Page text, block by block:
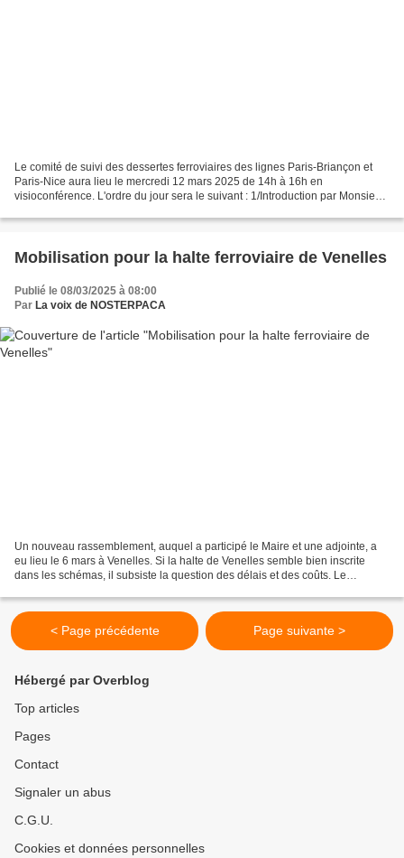
Le comité de suivi des dessertes ferroviaires des lignes Paris-Briançon et
Paris-Nice aura lieu le mercredi 12 mars 2025 de 14h à 16h en
visioconférence. L'ordre du jour sera le suivant : 1/Introduction par Monsieur
Mobilisation pour la halte ferroviaire de Venelles
Publié le 08/03/2025 à 08:00
Par La voix de NOSTERPACA
Un nouveau rassemblement, auquel a participé le Maire et une adjointe, a
eu lieu le 6 mars à Venelles. Si la halte de Venelles semble bien inscrite
dans les schémas, il subsiste la question des délais et des coûts. Le
< Page précédente Page suivante >
Hébergé par Overblog
Top articles
Pages
Contact
Signaler un abus
C.G.U.
Cookies et données personnelles